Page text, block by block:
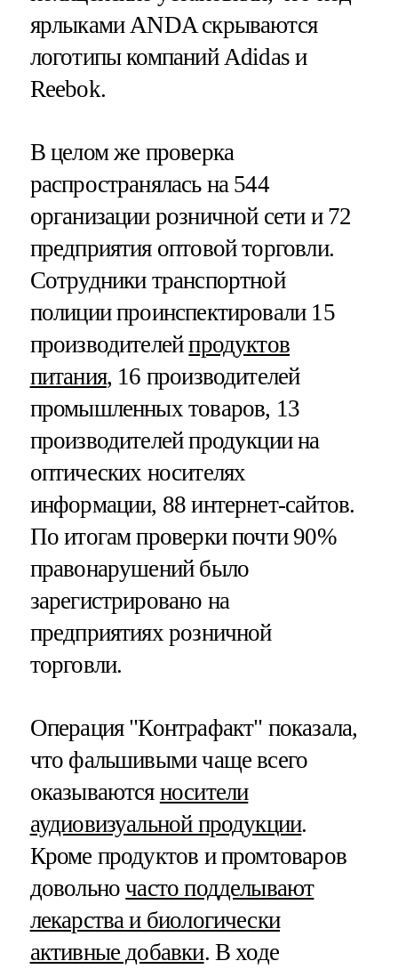
ярлыками ANDA скрываются
логотипы компаний Adidas и
Reebok.
В целом же проверка
распространялась на 544
организации розничной сети и 72
предприятия оптовой торговли.
Сотрудники транспортной
полиции проинспектировали 15
производителейпродуктов
питания, 16 производителей
промышленных товаров, 13
производителей продукции на
оптических носителях
информации, 88 интернет-сайтов.
По итогам проверки почти 90%
правонарушений было
зарегистрировано на
предприятиях розничной
торговли.
Операция "Контрафакт" показала,
что фальшивыми чаще всего
оказываются носители
аудиовизуальной продукции.
Кроме продуктов и промтоваров
довольночасто подделывают
лекарства и биологически
активные добавки. В ходе